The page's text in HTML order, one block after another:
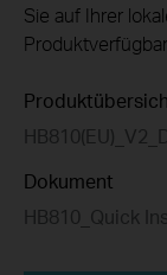
Sie auf Ihrer
Dokument
HB810_Quick